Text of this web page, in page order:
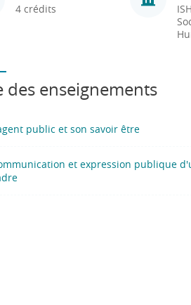
4 crédits
des enseignements
public et son savoir être
et expression publique